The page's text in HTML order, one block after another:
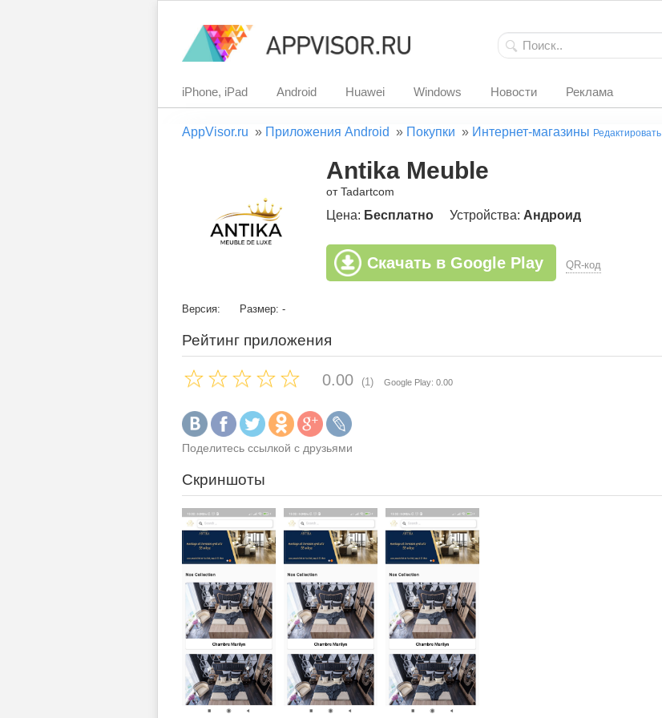
iPhone, iPad Android Huawei Windows Новости Реклама
AppVisor.ru » Приложения Android » Покупки » Интернет-магазины Редактировать
Antika Meuble
от Tadartcom
Цена: Бесплатно Устройства: Андроид
Скачать в Google Play QR-код
Версия: Размер: -
Рейтинг приложения
0.00 (1) Google Play: 0.00
Поделитесь ссылкой с друзьями
Скриншоты